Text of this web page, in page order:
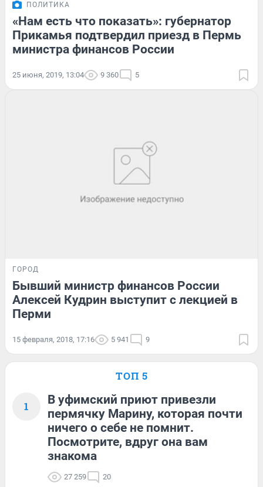
ПОЛИТИКА
«Нам есть что показать»: губернатор
Прикамья подтвердил приезд в Пермь
министра финансов России
25 июня, 2019, 13:04 9 360 5
ГОРОД
Бывший министр финансов России
Алексей Кудрин выступит с лекцией в
Перми
15 февраля, 2018, 17:16 5 941 9
ТОП 5
1
В уфимский приют привезли
пермячку Марину, которая почти
ничего о себе не помнит.
Посмотрите, вдруг она вам
знакома
27 259 20